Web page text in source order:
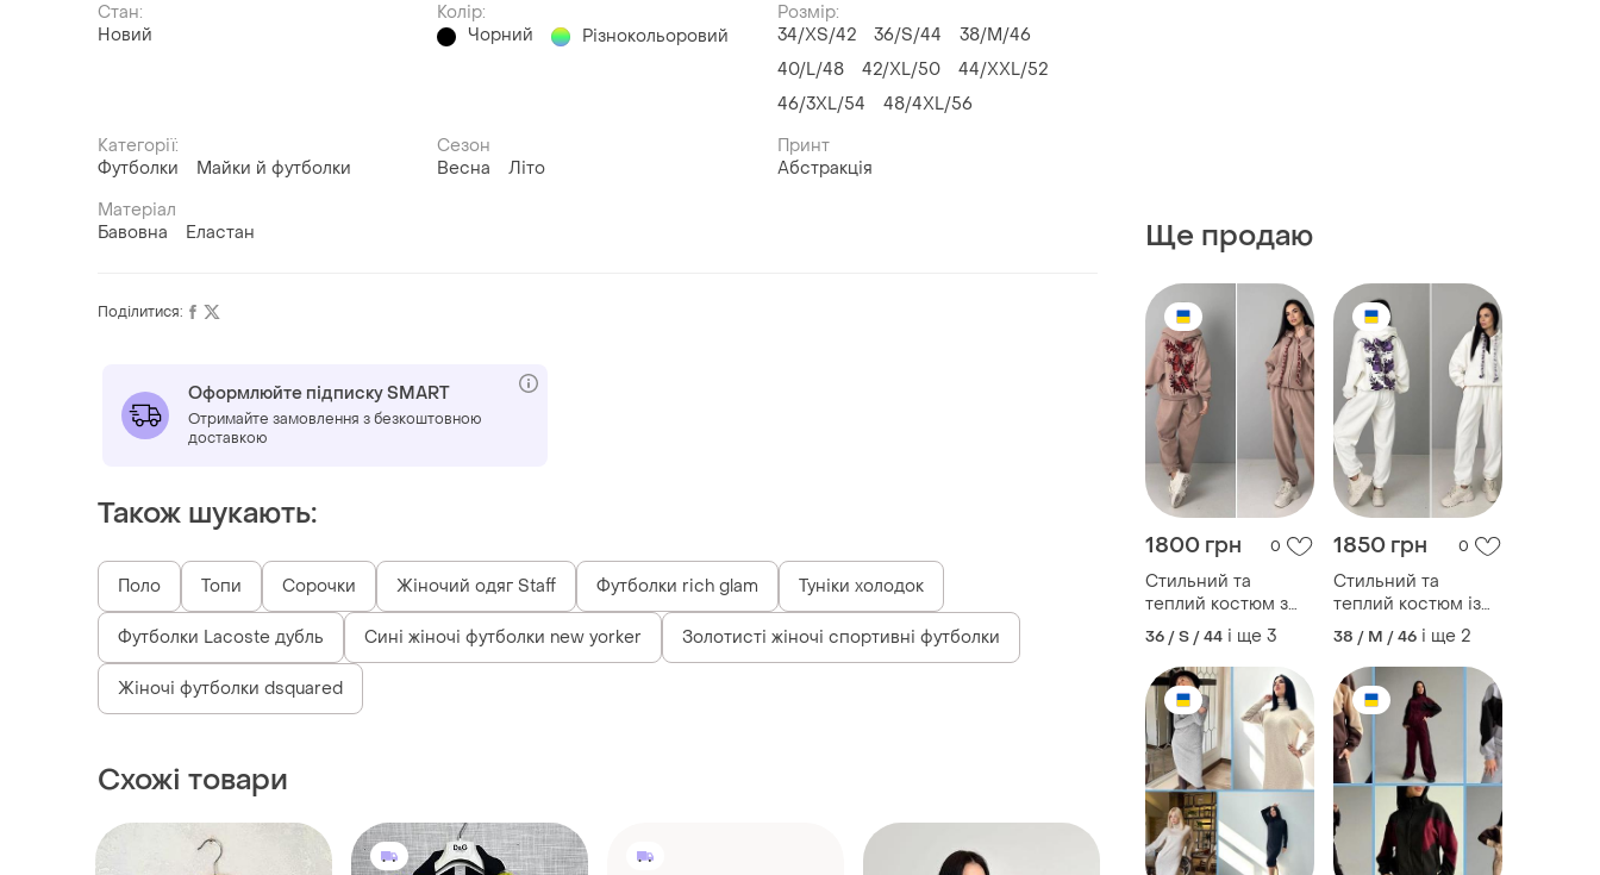
Стан:
Новий
Колір:
Чорний
Різнокольоровий
Розмір:
34/XS/42
36/S/44
38/M/46
40/L/48
42/XL/50
44/XXL/52
46/3XL/54
48/4XL/56
Категорії:
Футболки
Майки й футболки
Сезон
Весна
Літо
Принт
Абстракція
Матеріал
Бавовна
Еластан Ще продаю
1800 грн 0
Стильний та
теплий костюм з
флісу
36 / S / 44 і ще 3
1850 грн 0
Стильний та
теплий костюм із
флісу
38 / M / 46 і ще 2
Поділитися:
Оформлюйте підписку SMART
Отримайте замовлення з безкоштовною
доставкою
Також шукають:
Поло Топи Сорочки Жіночий одяг Staff Футболки rich glam Туніки холодок
Футболки Lacoste дубль Сині жіночі футболки new yorker Золотисті жіночі спортивні футболки
Жіночі футболки dsquared
Схожі товари